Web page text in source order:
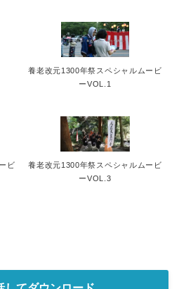
養老改元1300年祭スペシャルムービ
ーVOL.1
ビ
養老改元1300年祭スペシャルムービ
ーVOL.3